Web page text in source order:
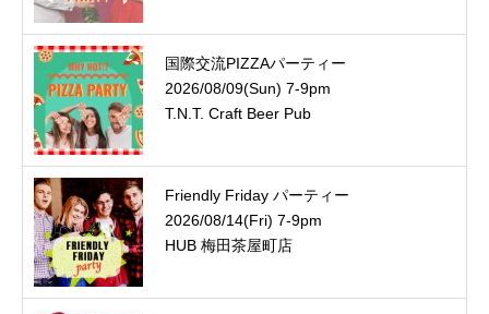
国際交流PIZZAパーティー
2026/08/09(Sun) 7-9pm
T.N.T. Craft Beer Pub
Friendly Friday パーティー
2026/08/14(Fri) 7-9pm
HUB 梅田茶屋町店